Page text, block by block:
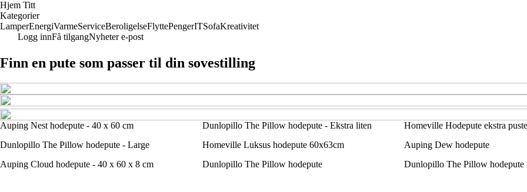
Hjem Titt
Kategorier
LamperEnergiVarmeServiceBeroligelseFlyttePengerITSofaKreativitet
Logg innFå tilgangNyheter e-post
Finn en pute som passer til din sovestilling
Auping Nest hodepute - 40 x 60 cm Dunlopillo The Pillow hodepute - Ekstra liten Homeville Hodepute ekstra
Dunlopillo The Pillow hodepute - Large
Homeville Luksus hodepute 60x63cm Auping Dew hodepute
Auping Cloud hodepute - 40 x 60 x 8 cm
Dunlopillo The Pillow hodepute Dunlopillo The Pillow hodepute